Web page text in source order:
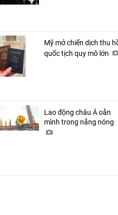
Mỹ mở chiến dịch thu
quốc tịch quy mô lớn
Lao động châu Á oằn
mình trong nắng nóng